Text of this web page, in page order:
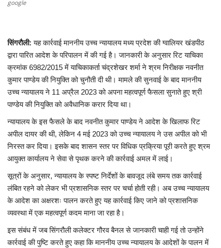
मनोरंजन
लाइफस्टाइल
खेल
व्यापार
टेक न्यूज़
google
सिंगरौली: यह कार्रवाई माननीय उच्च न्यायालय मध्य प्रदेश की ग्वालियर खंडपीठ
द्वारा पारित आदेश के परिपालन में की गई है। जानकारी के अनुसार रिट याचिका
क्रमांक 6982/2015 में याचिकाकर्ता चंद्रशेखर शर्मा ने श्रम निरीक्षक नवनीत
कुमार पाण्डेय की नियुक्ति को चुनौती दी थी। मामले की सुनवाई के बाद माननीय
उच्च न्यायालय ने 11 अप्रैल 2023 को अपना महत्वपूर्ण फैसला सुनाते हुए श्री
पाण्डेय की नियुक्ति को अवैधानिक करार दिया था।
न्यायालय के इस फैसले के बाद नवनीत कुमार पाण्डेय ने आदेश के खिलाफ रिट
अपील दायर की थी, लेकिन 4 मई 2023 को उच्च न्यायालय ने उस अपील को भी
निरस्त कर दिया। इसके बाद शासन स्तर पर विधिक प्रक्रिया पूरी करते हुए श्रम
आयुक्त कार्यालय ने सेवा से पृथक करने की कार्रवाई अमल में लाई।
सूत्रों के अनुसार, न्यायालय के स्पष्ट निर्देशों के बावजूद लंबे समय तक कार्रवाई
लंबित रहने को लेकर भी प्रशासनिक स्तर पर चर्चा होती रही। अब उच्च न्यायालय
के आदेश का अक्षरशः पालन करते हुए यह कार्रवाई किए जाने को प्रशासनिक
व्यवस्था में एक महत्वपूर्ण कदम माना जा रहा है।
इस संबंध में जब सिंगरौली कलेक्टर गौरव बैनल से जानकारी चाही गई तो उन्होंने
कार्रवाई की पुष्टि करते हुए कहा कि माननीय उच्च न्यायालय के आदेशों के पालन में